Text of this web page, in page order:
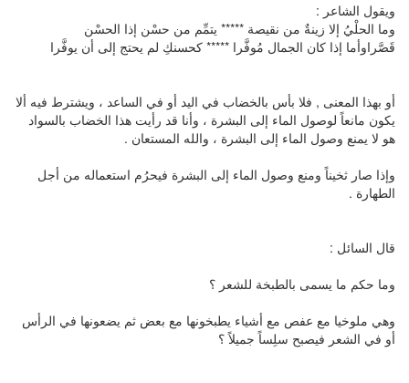
ويقول الشاعر :
وما الحلْيُ إلا زينةٌ من نقيصة ***** يتمِّم من حسْن إذا الحسْن
قَصَّراوأما إذا كان الجمال مُوفَّرا ***** كحسنكِ لم يحتج إلى أن يوفَّرا
أو بهذا المعنى , فلا بأس بالخضاب في اليد أو في الساعد ، ويشترط فيه ألا
يكون مانعاً لوصول الماء إلى البشرة ، وأنا قد رأيت هذا الخضاب بالسواد
هو لا يمنع وصول الماء إلى البشرة ، والله المستعان .
وإذا صار ثخيناً ومنع وصول الماء إلى البشرة فيحرُم استعماله من أجل
الطهارة .
قال السائل :
وما حكم ما يسمى بالطبخة للشعر ؟
وهي ملوخيا مع عفص مع أشياء يطبخونها مع بعض ثم يضعونها في الرأس
أو في الشعر فيصبح سلِساً جميلاً ؟